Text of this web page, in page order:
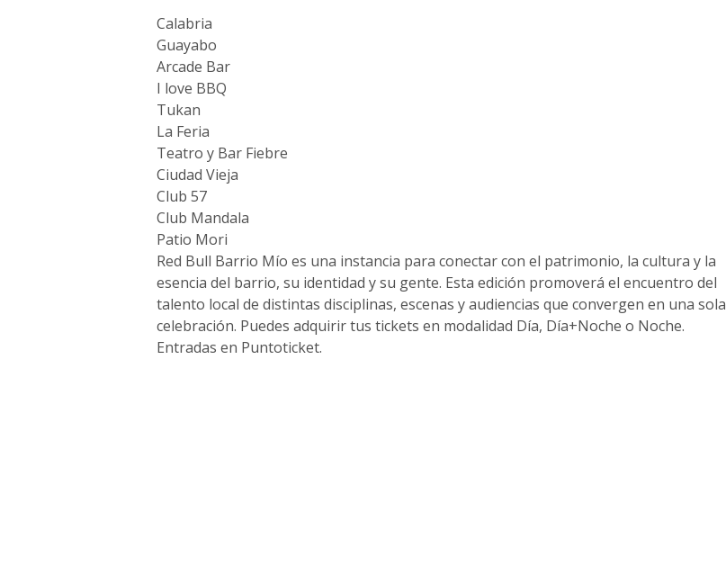
Calabria
Guayabo
Arcade Bar
I love BBQ
Tukan
La Feria
Teatro y Bar Fiebre
Ciudad Vieja
Club 57
Club Mandala
Patio Mori
Red Bull Barrio Mío es una instancia para conectar con el patrimonio, la cultura y la
esencia del barrio, su identidad y su gente. Esta edición promoverá el encuentro del
talento local de distintas disciplinas, escenas y audiencias que convergen en una sola
celebración. Puedes adquirir tus tickets en modalidad Día, Día+Noche o Noche.
Entradas en Puntoticket.